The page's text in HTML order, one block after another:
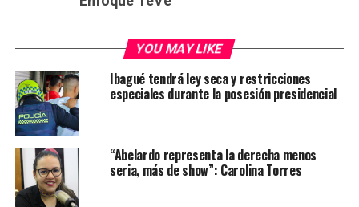
YOU MAY LIKE
Ibagué tendrá ley seca y restricciones
especiales durante la posesión presidencial
“Abelardo representa la derecha menos
seria, más de show”: Carolina Torres